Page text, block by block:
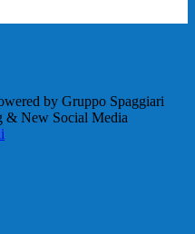
by Gruppo Spaggiari
& New Social Media